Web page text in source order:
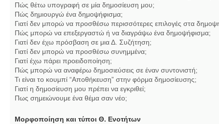
Πώς θέτω υπογραφή σε μία δημοσίευση μου;
Πώς δημιουργώ ένα δημοψήφισμα;
Γιατί δεν μπορώ να προσθέσω περισσότερες επιλογές στα
Πώς μπορώ να επεξεργαστώ ή να διαγράψω ένα δημοψήφισμα;
Γιατί δεν έχω πρόσβαση σε μια Δ. Συζήτηση;
Γιατί δεν μπορώ να προσθέσω συνημμένα;
Γιατί έχω πάρει προειδοποίηση;
Πώς μπορώ να αναφέρω δημοσιεύσεις σε έναν συντονιστή;
Τι είναι το κουμπί “Αποθήκευση” στην φόρμα δημοσίευσης;
Γιατί η δημοσίευση μου πρέπει να εγκριθεί;
Πως σημειώνουμε ένα θέμα σαν νέο;
Μορφοποίηση και τύποι Θ. Ενοτήτων